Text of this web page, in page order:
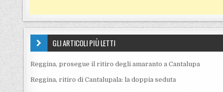
GLI ARTICOLI PIÙ LETTI
Reggina, prosegue il ritiro degli amaranto a Cantalupa
Reggina, ritiro di Cantalupala: la doppia seduta